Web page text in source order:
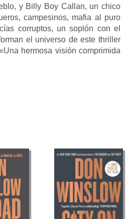
y Billy Boy Callan, un chico
campesinos, mafia al puro
corruptos, un soplón con el
el universo de este thriller
hermosa visión comprimida